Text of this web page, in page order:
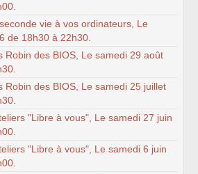
vie à vos ordinateurs, Le
de 18h30 à 22h30.
Robin des BIOS, Le samedi 29 août
Robin des BIOS, Le samedi 25 juillet
"Libre à vous", Le samedi 27 juin
"Libre à vous", Le samedi 6 juin